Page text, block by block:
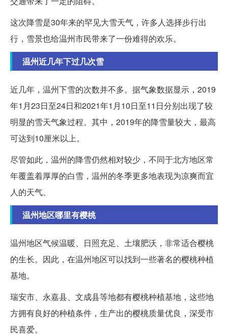
这次降雪是30年来的罕见大雪天气，许多人选择步行出
行，雪景也给温州市民带来了一份难得的欢乐。
温州近几年下过几次雪
近几年，温州下雪的次数并不多。据气象数据显示，2019
年1月23日至24日和2021年1月10日至11日分别出现了较
明显的雪天气象过程。其中，2019年的降雪量较大，最高
可达到10厘米以上。
尽管如此，温州的降雪仍然相对较少，不同于北方地区常
年覆盖着厚厚的白雪，温州的冬季更多地表现为凉爽而宜
人的天气。
温州地区哪里有樱桃
温州地区气候温暖、日照充足、土壤肥沃，非常适合樱桃
的生长。因此，在温州地区可以找到一些著名的樱桃种植
基地。
瑞安市、永嘉县、文成县等地都有樱桃种植基地，这些地
方拥有良好的种植条件，生产出的樱桃质量优良，深受市
民喜爱。